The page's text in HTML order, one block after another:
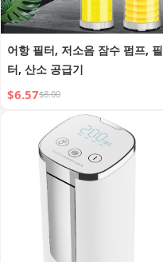
어항 필터, 저소음 잠수 펌프, 필
터, 산소 공급기
$6.57$8.00